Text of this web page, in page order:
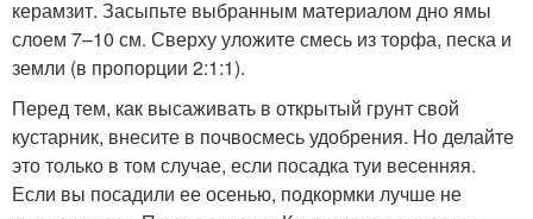
керамзит. Засыпьте выбранным материалом дно ямы
слоем 7–10 см. Сверху уложите смесь из торфа, песка и
земли (в пропорции 2:1:1).
Перед тем, как высаживать в открытый грунт свой
кустарник, внесите в почвосмесь удобрения. Но делайте
это только в том случае, если посадка туи весенняя.
Если вы посадили ее осенью, подкормки лучше не